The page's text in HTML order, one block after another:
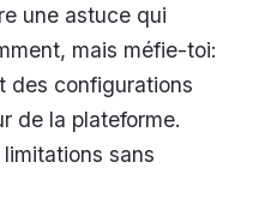
une astuce qui
mais méfie-toi:
des configurations
de la plateforme.
sans